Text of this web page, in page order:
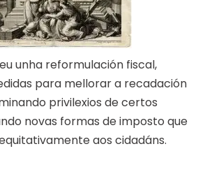
unha reformulación fiscal,
para mellorar a recadación
privilexios de certos
novas formas de imposto que
aos cidadáns.